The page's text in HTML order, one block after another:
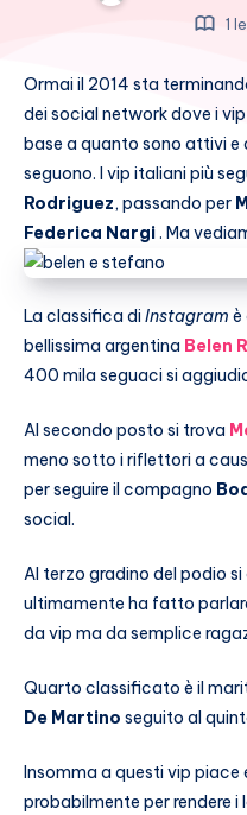
1
Ormai il 2014 sta
dei social network dove i
base a quanto sono attivi e
seguono. I vip italiani più
Rodriguez, passando per
Federica Nargi. Ma
La classifica di Instagram è
bellissima argentina Belen
400 mila seguaci si
Al secondo posto si trova
meno sotto i riflettori a
per seguire il compagno
social.
Al terzo gradino del podio
ultimamente ha fatto
da vip ma da semplice
Quarto classificato è il
De Martino seguito al
Insomma a questi vip piace
probabilmente per rendere